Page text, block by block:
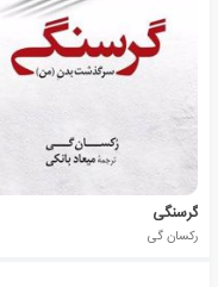
گرسنگی
رکسان گی